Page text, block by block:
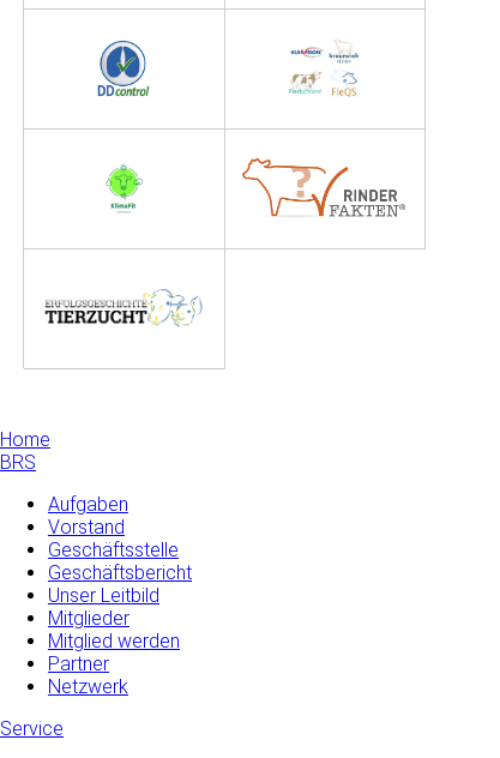
Home
BRS
Aufgaben
Vorstand
Geschäftsstelle
Geschäftsbericht
Unser Leitbild
Mitglieder
Mitglied werden
Partner
Netzwerk
Service